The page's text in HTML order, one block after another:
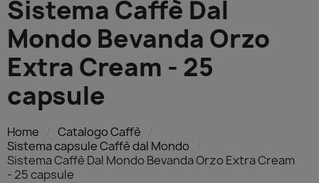
Sistema Caffè Dal
Mondo Bevanda Orzo
Extra Cream - 25
capsule
Home
Catalogo Caffè
Sistema capsule Caffè dal Mondo
Sistema Caffè Dal Mondo Bevanda Orzo Extra Cream
- 25 capsule